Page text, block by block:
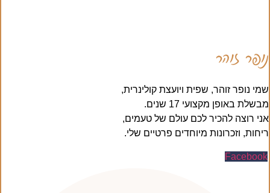
נופר זוהר
שמי נופר זוהר, שפית ויועצת קולינרית,
מבשלת באופן מקצועי 17 שנים.
אני רוצה להכיר לכם עולם של טעמים,
ריחות, וזכרונות מיוחדים פרטיים שלי.
Facebook